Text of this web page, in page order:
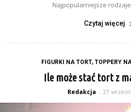
Najpopularniejsze
Czytaj więcej
FIGURKI NA TORT, TOPPERY
Ile może stać tort z
Redakcja - 27